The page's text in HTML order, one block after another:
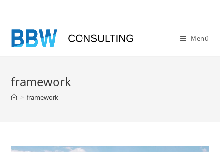
springen
Menü
framework
> framework